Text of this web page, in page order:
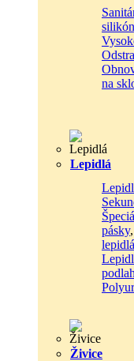
na
Lepidlá
pásky,
lepidlá
Živice